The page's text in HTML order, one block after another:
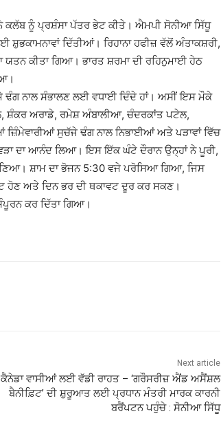
ਨੂੰ ਪ੍ਰਸ਼ੰਸਾ ਪੱਤਰ ਭੇਟ ਕੀਤੇ। ਐਮਪੀ ਸੋਨੀਆ ਸਿੱਧੂ
ਦਿੱਤੀਆਂ। ਰਿਹਾਨਾ ਹਫੀਜ਼ ਵੱਲੋਂ ਅੰਤਾਕਸ਼ਰੀ,
ਯਤਨ ਕੀਤਾ ਗਿਆ। ਭਾਰਤ ਸ਼ਰਮਾ ਦੀ ਰਹਿਨੁਮਾਈ ਹੇਠ
ਨਾਲ ਸੰਭਾਲਣ ਲਈ ਵਧਾਈ ਦਿੰਦੇ ਹਾਂ। ਅਸੀਂ ਇਸ ਮੌਕੇ
ਸ਼ੰਕਰ ਅਰਾਡੇ, ਰਮੇਸ਼ ਅੰਬਾਲੀਆ, ਚੰਦਰਕਾਂਤ ਪਟੇਲ,
ਸੁਚੱਜੇ ਢੰਗ ਨਾਲ ਨਿਭਾਈਆਂ ਅਤੇ ਪੜਾਵਾਂ ਵਿੱਚ
ਦਾ ਆਨੰਦ ਲਿਆ। ਇਸ ਇੱਕ ਘੰਟੇ ਦੌਰਾਨ ਉਨ੍ਹਾਂ ਨੇ ਪੂਰੀ,
ਸ਼ਾਮ ਦਾ ਭੋਜਨ 5:30 ਵਜੇ ਪਰੋਸਿਆ ਗਿਆ, ਜਿਸ
ਹੋਣ ਅਤੇ ਦਿਨ ਭਰ ਦੀ ਥਕਾਵਟ ਦੂਰ ਕਰ ਸਕਣ।
ਕਰ ਦਿੱਤਾ ਗਿਆ।
Next article
ਕੈਨੇਡਾ ਵਾਸੀਆਂ ਲਈ ਵੱਡੀ ਰਾਹਤ – ‘ਗਰੌਸਰੀਜ਼ ਐਂਡ ਅਸੈਂਸ਼ਲ
ਬੈਨੀਫ਼ਿਟ’ ਦੀ ਸ਼ੁਰੂਆਤ ਲਈ ਪ੍ਰਧਾਨ ਮੰਤਰੀ ਮਾਰਕ ਕਾਰਨੀ
ਬਰੈਂਪਟਨ ਪਹੁੰਚੇ : ਸੋਨੀਆ ਸਿੱਧੂ